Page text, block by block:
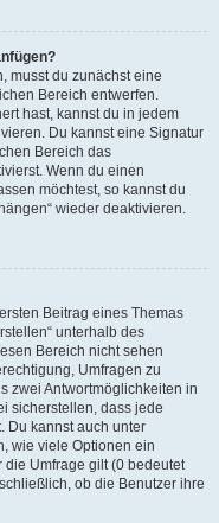
musst du zunächst eine
Bereich entwerfen.
hast, kannst du in jedem
Du kannst eine Signatur
Bereich das
Wenn du einen
möchtest, so kannst du
wieder deaktivieren.
Beitrag eines Themas
unterhalb des
Bereich nicht sehen
Umfragen zu
zwei Antwortmöglichkeiten in
sicherstellen, dass jede
Du kannst auch unter
wie viele Optionen ein
die Umfrage gilt (0 bedeutet
ob die Benutzer ihre